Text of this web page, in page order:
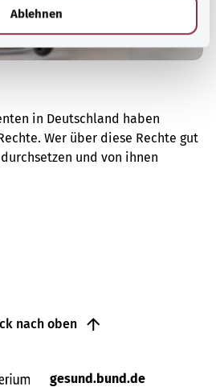
Ablehnen
in Deutschland haben
Wer über diese Rechte gut
und von ihnen
nach oben
gesund.bund.de